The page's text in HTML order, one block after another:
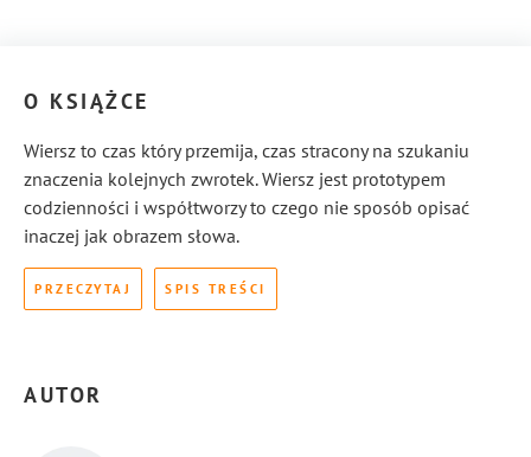
O KSIĄŻCE
Wiersz to czas który przemija, czas stracony na szukaniu
znaczenia kolejnych zwrotek. Wiersz jest prototypem
codzienności i współtworzy to czego nie sposób opisać
inaczej jak obrazem słowa.
PRZECZYTAJ SPIS TREŚCI
AUTOR